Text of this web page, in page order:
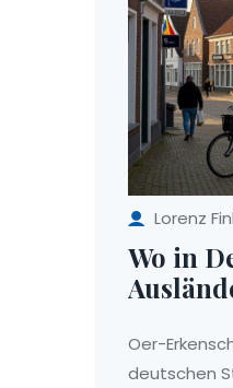
Lorenz
Wo in
Oer-
deutschen